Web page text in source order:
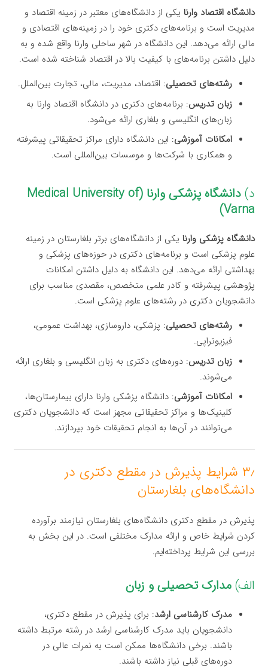
دانشگاه اقتصاد وارنا یکی از دانشگاه‌های معتبر در زمینه اقتصاد و
مدیریت است و برنامه‌های دکتری خود را در زمینه‌های اقتصادی و
مالی ارائه می‌دهد. این دانشگاه در شهر ساحلی وارنا واقع شده و به
دلیل داشتن برنامه‌های با کیفیت بالا در اقتصاد شناخته شده است.
رشته‌های تحصیلی: اقتصاد، مدیریت، مالی، تجارت بین‌الملل.
زبان تدریس: برنامه‌های دکتری در دانشگاه اقتصاد وارنا به
زبان‌های انگلیسی و بلغاری ارائه می‌شود.
امکانات آموزشی: این دانشگاه دارای مراکز تحقیقاتی پیشرفته
و همکاری با شرکت‌ها و موسسات بین‌المللی است.
د)
دانشگاه پزشکی وارنا (Medical University of
Varna)
دانشگاه پزشکی وارنا یکی از دانشگاه‌های برتر بلغارستان در زمینه
علوم پزشکی است و برنامه‌های دکتری در حوزه‌های پزشکی و
بهداشتی ارائه می‌دهد. این دانشگاه به دلیل داشتن امکانات
پژوهشی پیشرفته و کادر علمی متخصص، مقصدی مناسب برای
دانشجویان دکتری در رشته‌های علوم پزشکی است.
رشته‌های تحصیلی: پزشکی، داروسازی، بهداشت عمومی،
فیزیوتراپی.
زبان تدریس: دوره‌های دکتری به زبان انگلیسی و بلغاری ارائه
می‌شوند.
امکانات آموزشی: دانشگاه پزشکی وارنا دارای بیمارستان‌ها،
کلینیک‌ها و مراکز تحقیقاتی مجهز است که دانشجویان دکتری
می‌توانند در آن‌ها به انجام تحقیقات خود بپردازند.
۳٫ شرایط پذیرش در مقطع دکتری در
دانشگاه‌های بلغارستان
پذیرش در مقطع دکتری دانشگاه‌های بلغارستان نیازمند برآورده
کردن شرایط خاص و ارائه مدارک مختلفی است. در این بخش به
بررسی این شرایط پرداخته‌ایم.
الف)مدارک تحصیلی و زبان
مدرک کارشناسی ارشد: برای پذیرش در مقطع دکتری،
دانشجویان باید مدرک کارشناسی ارشد در رشته مرتبط داشته
باشند. برخی دانشگاه‌ها ممکن است به نمرات عالی در
دوره‌های قبلی نیاز داشته باشند.